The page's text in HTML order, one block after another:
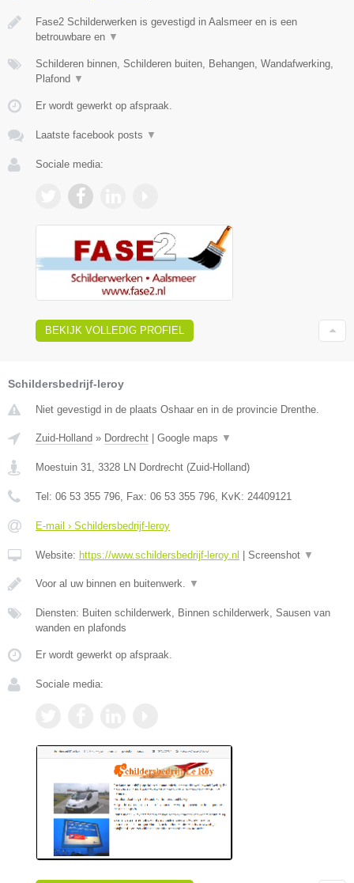
Fase2 Schilderwerken is gevestigd in Aalsmeer en is een
betrouwbare en ▼
Schilderen binnen, Schilderen buiten, Behangen, Wandafwerking,
Plafond ▼
Er wordt gewerkt op afspraak.
Laatste facebook posts ▼
Sociale media:
BEKIJK VOLLEDIG PROFIEL
Schildersbedrijf-leroy
Niet gevestigd in de plaats Oshaar en in de provincie Drenthe.
Zuid-Holland » Dordrecht Google maps ▼
Moestuin 31, 3328 LN Dordrecht (Zuid-Holland)
Tel: 06 53 355 796, Fax: 06 53 355 796, KvK: 24409121
E-mail › Schildersbedrijf-leroy
Website: https://www.schildersbedrijf-leroy.nl Screenshot ▼
Voor al uw binnen en buitenwerk. ▼
Diensten: Buiten schilderwerk, Binnen schilderwerk, Sausen van
wanden en plafonds
Er wordt gewerkt op afspraak.
Sociale media: